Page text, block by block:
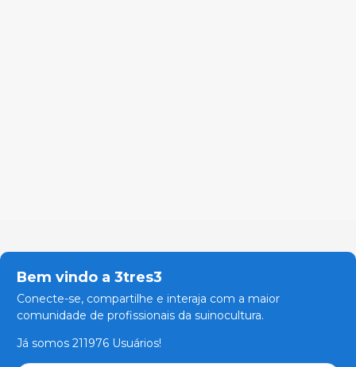
Bem vindo a 3tres3
Conecte-se, compartilhe e interaja com a maior
comunidade de profissionais da suinocultura.
Já somos 211976 Usuários!